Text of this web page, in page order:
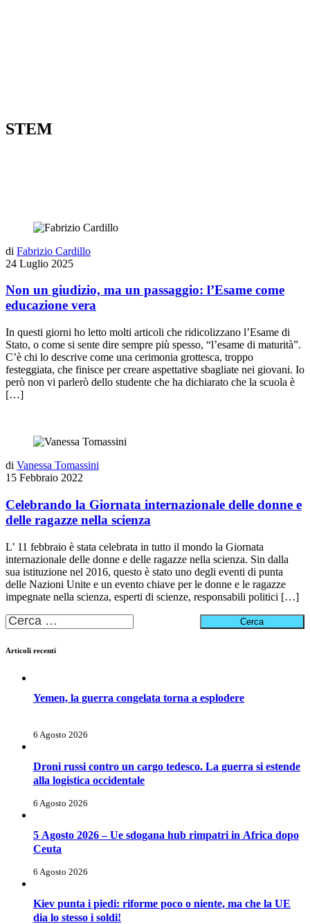
STEM
di Fabrizio Cardillo
24 Luglio 2025
Non un giudizio, ma un passaggio: l’Esame come
educazione vera
In questi giorni ho letto molti articoli che ridicolizzano l’Esame di
Stato, o come si sente dire sempre più spesso, “l’esame di maturità”.
C’è chi lo descrive come una cerimonia grottesca, troppo
festeggiata, che finisce per creare aspettative sbagliate nei giovani. Io
però non vi parlerò dello studente che ha dichiarato che la scuola è
[…]
di Vanessa Tomassini
15 Febbraio 2022
Celebrando la Giornata internazionale delle donne e
delle ragazze nella scienza
L’ 11 febbraio è stata celebrata in tutto il mondo la Giornata
internazionale delle donne e delle ragazze nella scienza. Sin dalla
sua istituzione nel 2016, questo è stato uno degli eventi di punta
delle Nazioni Unite e un evento chiave per le donne e le ragazze
impegnate nella scienza, esperti di scienze, responsabili politici […]
Ricerca
per:
Articoli recenti
Yemen, la guerra congelata torna a esplodere
6 Agosto 2026
Droni russi contro un cargo tedesco. La guerra si estende
alla logistica occidentale
6 Agosto 2026
5 Agosto 2026 – Ue sdogana hub rimpatri in Africa dopo
Ceuta
6 Agosto 2026
Kiev punta i piedi: riforme poco o niente, ma che la UE
dia lo stesso i soldi!